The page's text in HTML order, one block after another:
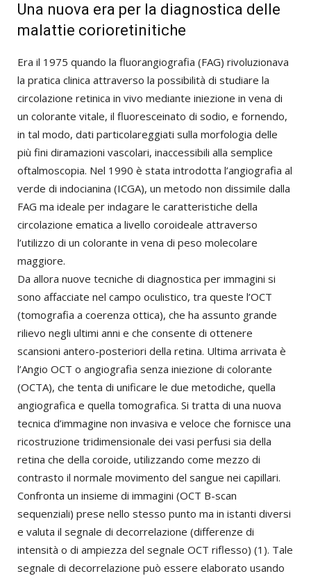
Una nuova era per la diagnostica delle
malattie corioretinitiche
Era il 1975 quando la fluorangiografia (FAG) rivoluzionava
la pratica clinica attraverso la possibilità di studiare la
circolazione retinica in vivo mediante iniezione in vena di
un colorante vitale, il fluoresceinato di sodio, e fornendo,
in tal modo, dati particolareggiati sulla morfologia delle
più fini diramazioni vascolari, inaccessibili alla semplice
oftalmoscopia. Nel 1990 è stata introdotta l’angiografia al
verde di indocianina (ICGA), un metodo non dissimile dalla
FAG ma ideale per indagare le caratteristiche della
circolazione ematica a livello coroideale attraverso
l’utilizzo di un colorante in vena di peso molecolare
maggiore.
Da allora nuove tecniche di diagnostica per immagini si
sono affacciate nel campo oculistico, tra queste l’OCT
(tomografia a coerenza ottica), che ha assunto grande
rilievo negli ultimi anni e che consente di ottenere
scansioni antero-posteriori della retina. Ultima arrivata è
l’Angio OCT o angiografia senza iniezione di colorante
(OCTA), che tenta di unificare le due metodiche, quella
angiografica e quella tomografica. Si tratta di una nuova
tecnica d’immagine non invasiva e veloce che fornisce una
ricostruzione tridimensionale dei vasi perfusi sia della
retina che della coroide, utilizzando come mezzo di
contrasto il normale movimento del sangue nei capillari.
Confronta un insieme di immagini (OCT B-scan
sequenziali) prese nello stesso punto ma in istanti diversi
e valuta il segnale di decorrelazione (differenze di
intensità o di ampiezza del segnale OCT riflesso) (1). Tale
segnale di decorrelazione può essere elaborato usando